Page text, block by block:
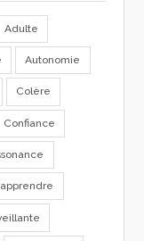
Adulte
Autonomie
Colère
Confiance